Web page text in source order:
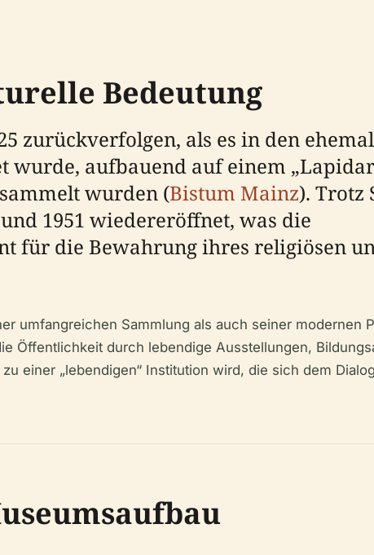
Bedeutung
zurückverfolgen, als es in den
wurde, aufbauend auf einem
wurden (Bistum Mainz). Trotz
1951 wiedereröffnet, was die
für die Bewahrung ihres religiösen
umfangreichen Sammlung als auch seiner modernen
Öffentlichkeit durch lebendige Ausstellungen,
einer „lebendigen“ Institution wird, die sich dem